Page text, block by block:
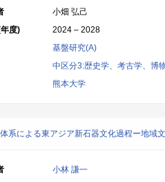
小畑 弘己
度)
2024 – 2028
基盤研究(A)
中区分3:歴史学、考古学、博
熊本大学
系による東アジア新石器文化過程ー地域
小林 謙一